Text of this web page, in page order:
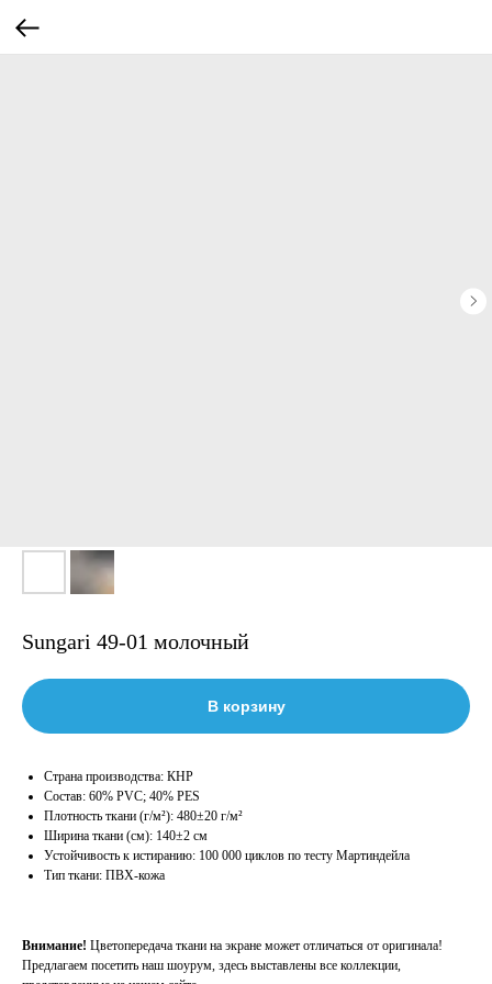
Sungari 49-01 молочный
В корзину
Страна производства: КНР
Состав: 60% PVC; 40% PES
Плотность ткани (г/м²): 480±20 г/м²
Ширина ткани (см): 140±2 см
Устойчивость к истиранию: 100 000 циклов по тесту Мартиндейла
Тип ткани: ПВХ-кожа
Внимание! Цветопередача ткани на экране может отличаться от оригинала!
Предлагаем посетить наш шоурум, здесь выставлены все коллекции,